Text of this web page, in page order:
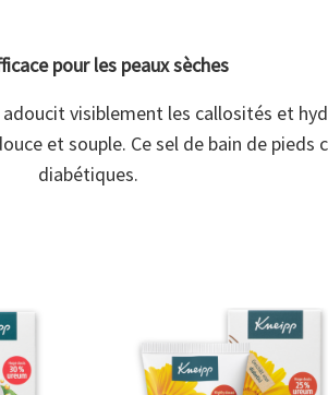
pour les peaux sèches
visiblement les callosités et
et souple. Ce sel de bain de pieds
diabétiques.